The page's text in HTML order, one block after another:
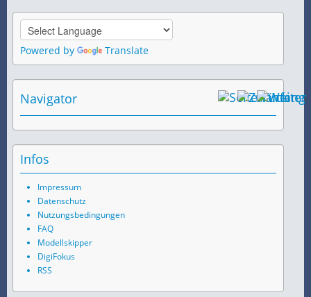
Powered by Translate
Navigator
Infos
Impressum
Datenschutz
Nutzungsbedingungen
FAQ
Modellskipper
DigiFokus
RSS